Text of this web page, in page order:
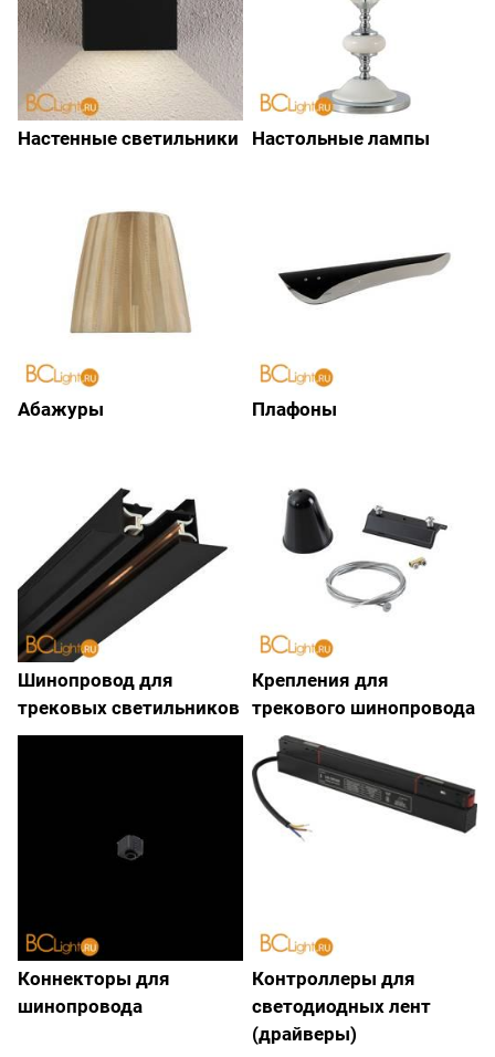
Настенные светильники Настольные лампы
Абажуры Плафоны
Шинопровод для
трековых светильников
Крепления для
трекового шинопровода
Коннекторы для
шинопровода
Контроллеры для
светодиодных лент
(драйверы)